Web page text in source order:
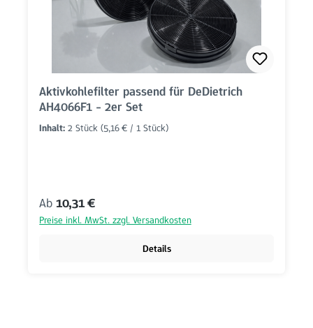
Aktivkohlefilter passend für DeDietrich
AH4066F1 - 2er Set
Inhalt: 2 Stück (5,16 € / 1 Stück)
Regulärer Preis:
Ab 10,31 €
Preise inkl. MwSt. zzgl. Versandkosten
Details